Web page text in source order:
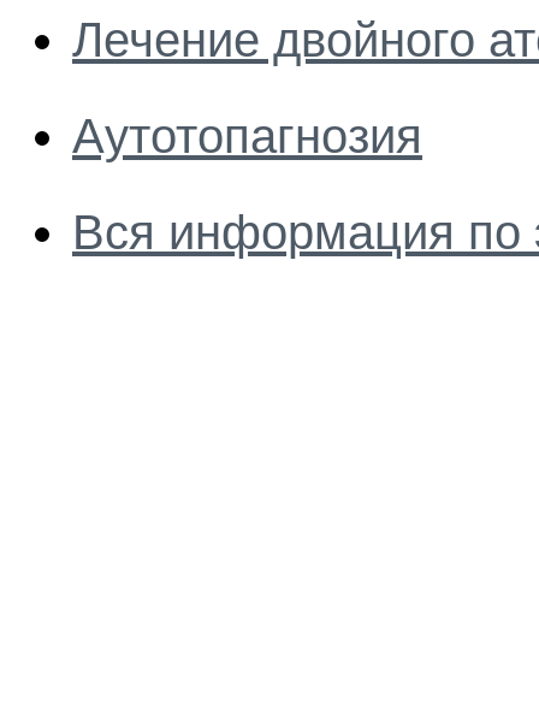
Лечение двойного
Аутотопагнозия
Вся информация по